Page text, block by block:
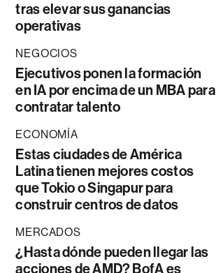
tras elevar sus ganancias
operativas
NEGOCIOS
Ejecutivos ponen la formación
en IA por encima de un MBA para
contratar talento
ECONOMÍA
Estas ciudades de América
Latina tienen mejores costos
que Tokio o Singapur para
construir centros de datos
MERCADOS
¿Hasta dónde pueden llegar las
acciones de AMD? BofA es